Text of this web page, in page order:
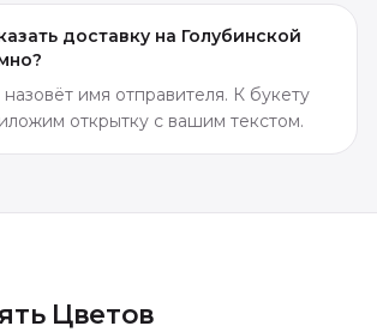
доставку на Голубинской
имя отправителя. К букету
открытку с вашим текстом.
Цветов